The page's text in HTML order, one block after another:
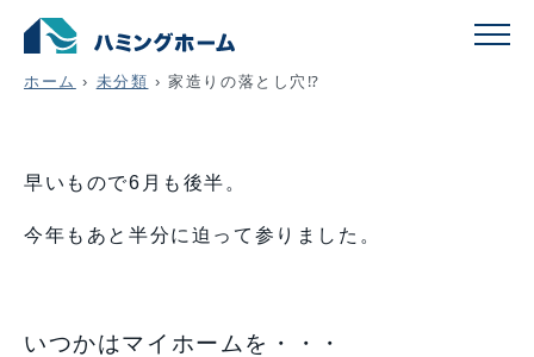
家造りの落とし穴⁉
ホーム › 未分類 › 家造りの落とし穴⁉
早いもので6月も後半。
今年もあと半分に迫って参りました。
いつかはマイホームを・・・